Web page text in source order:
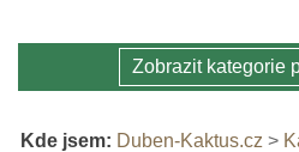
Zobrazit kategorie
Kde jsem: Duben-Kaktus.cz >